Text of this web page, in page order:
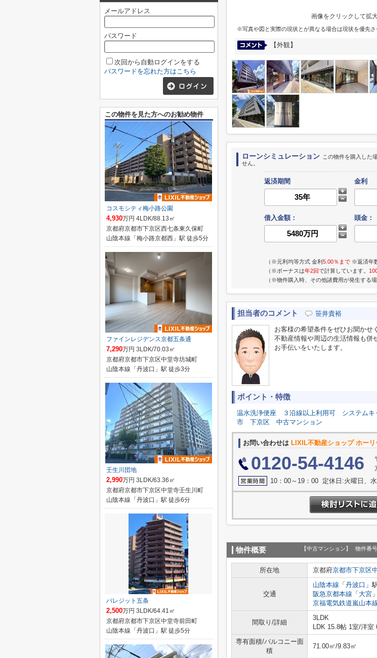
画像をクリックして拡
※写真や図と実際の現状とが異なる場合は現状を優先さ
【外観】
ローンシミュレーション この物件を購入した
せん。
返済期間 金利
借入金額：
頭金：
（※元利均等方式 金利5.00％まで ※返済年
（※ボーナスは年2回で計算しています。
（※物件購入時、その他諸費用が発生する場
担当者のコメント 笹井貴裕
お客様の希望条件をぜひお聞かせ
不動産情報や周辺の生活情報も併
お手伝いをいたします。
ポイント・特徴
温水洗浄便座 ３沿線以上利用可 システムキ
市
下京区 中古マンション
お問い合わせは LIXIL不動産ショップ ホー
0120-54-4146
10：00～19：00 定休日:火曜日、水
物件概要 【中古マンション】 物件番
所在地 京都府京都市下京区
交通
山陰本線 「 丹波口 」
阪急京都本線 「 大宮
京福電気鉄道嵐山本
間取り/詳細
3LDK
LDK 15.8帖 1室/洋室
専有面積/バルコニー面
積
71.00㎡/9.83㎡
メールアドレス
パスワード
次回から自動ログインをする
パスワードを忘れた方はこちら
この物件を見た方へのお勧め物件
コスモシティ梅小路公園
4,930万円 4LDK/88.13㎡
京都府京都市下京区西七条東久保町
山陰本線「梅小路京都西」駅 徒歩5分
ファインレジデンス京都五条通
7,290万円 3LDK/70.03㎡
京都府京都市下京区中堂寺坊城町
山陰本線「丹波口」駅 徒歩3分
壬生川団地
2,990万円 3LDK/63.36㎡
京都府京都市下京区中堂寺壬生川町
山陰本線「丹波口」駅 徒歩6分
パレジット五条
2,500万円 3LDK/64.41㎡
京都府京都市下京区中堂寺前田町
山陰本線「丹波口」駅 徒歩5分